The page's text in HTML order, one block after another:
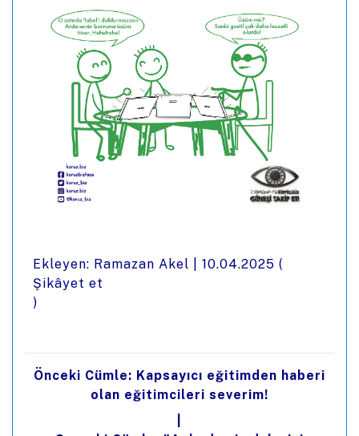
Ekleyen: Ramazan Akel | 10.04.2025 (
Şikâyet et
)
Önceki Cümle: Kapsayıcı eğitimden haberi
olan eğitimcileri severim!